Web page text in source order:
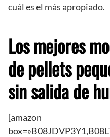
cuál es el más apropiado.
Los mejores
de pellets
sin salida de
[amazon